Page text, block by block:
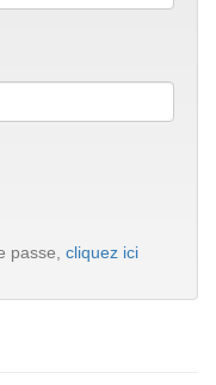
passe, cliquez ici